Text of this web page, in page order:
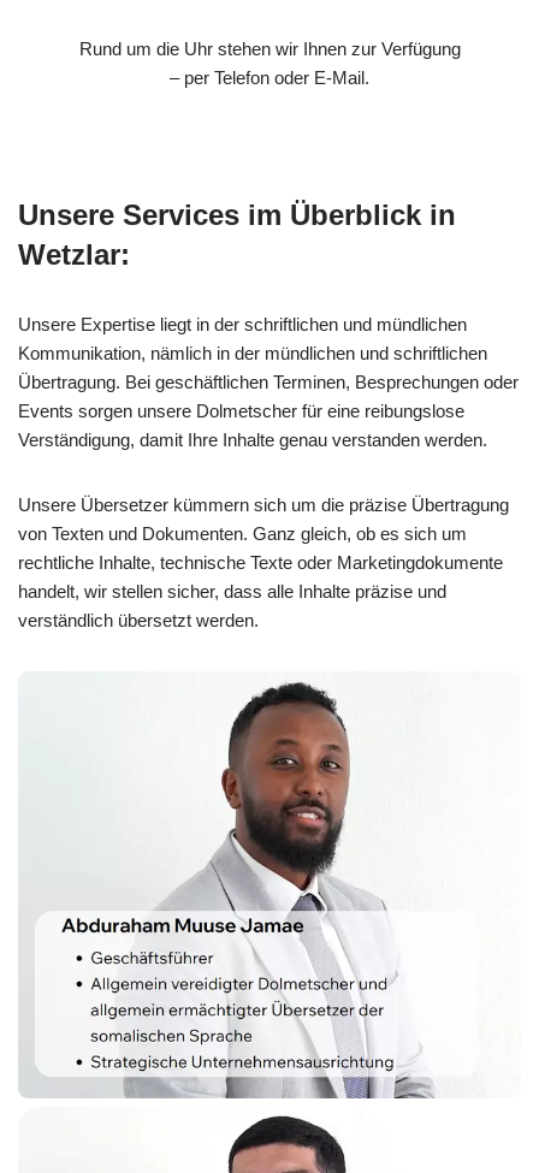
Rund um die Uhr stehen wir Ihnen zur Verfügung
– per Telefon oder E-Mail.
Unsere Services im Überblick in
Wetzlar:
Unsere Expertise liegt in der schriftlichen und mündlichen
Kommunikation, nämlich in der mündlichen und schriftlichen
Übertragung. Bei geschäftlichen Terminen, Besprechungen oder
Events sorgen unsere Dolmetscher für eine reibungslose
Verständigung, damit Ihre Inhalte genau verstanden werden.
Unsere Übersetzer kümmern sich um die präzise Übertragung
von Texten und Dokumenten. Ganz gleich, ob es sich um
rechtliche Inhalte, technische Texte oder Marketingdokumente
handelt, wir stellen sicher, dass alle Inhalte präzise und
verständlich übersetzt werden.